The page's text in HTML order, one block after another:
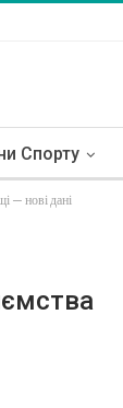
Спорту
— нові дані